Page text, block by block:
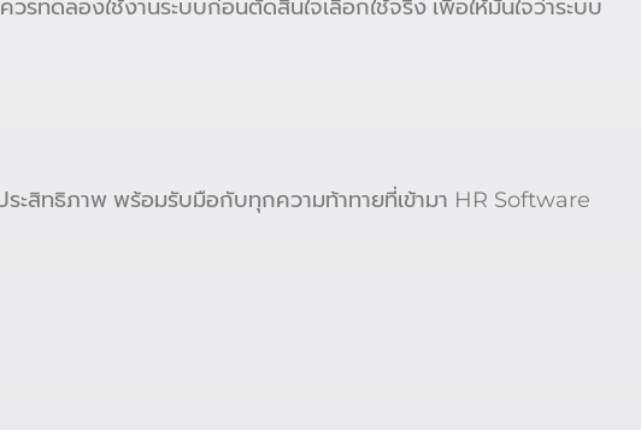
ทดลองใช้งานระบบก่อนตัดสินใจเลือกใช้จริง เพื่อให้มั่นใจว่าระบบ
ะสิทธิภาพ พร้อมรับมือกับทุกความท้าทายที่เข้ามา HR Software